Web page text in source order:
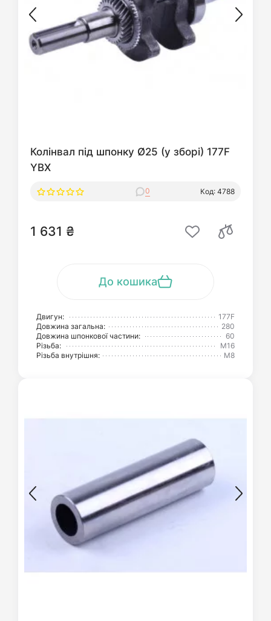
Колінвал під шпонку Ø25 (у зборі) 177F
YBX
0 Код: 4788
1 631 ₴
До кошика
Двигун:
177F
Довжина загальна:
280
Довжина шпонкової частини:
60
Різьба:
М16
Різьба внутрішня:
М8